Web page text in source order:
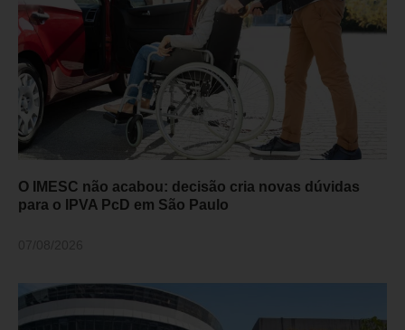
O IMESC não acabou: decisão cria novas dúvidas
para o IPVA PcD em São Paulo